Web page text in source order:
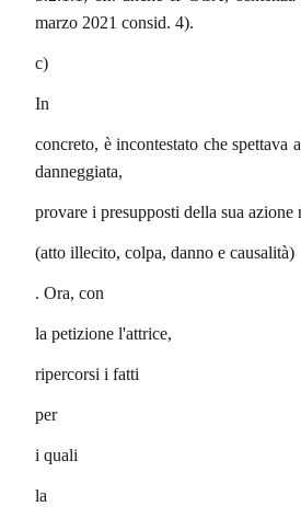
marzo 2021 consid. 4).
c)
In
concreto, è incontestato che spettava
danneggiata,
provare i presupposti della sua azione
(atto illecito, colpa, danno e causalità)
. Ora, con
la petizione l'attrice,
ripercorsi i fatti
per
i quali
la